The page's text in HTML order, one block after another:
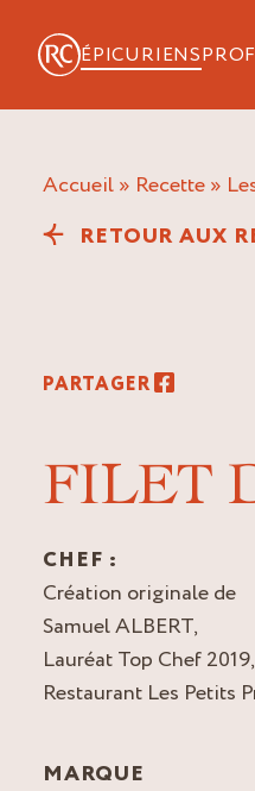
ÉPICURIENS
Accueil » Recette »
RETOUR AUX
PARTAGER
FILET
CHEF :
Création originale de
Samuel ALBERT,
Lauréat Top Chef 2019,
Restaurant Les Petits
MARQUE